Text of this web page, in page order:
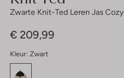
Zwarte Knit-Ted Leren Jas Cozy
€ 209,99
Kleur: Zwart